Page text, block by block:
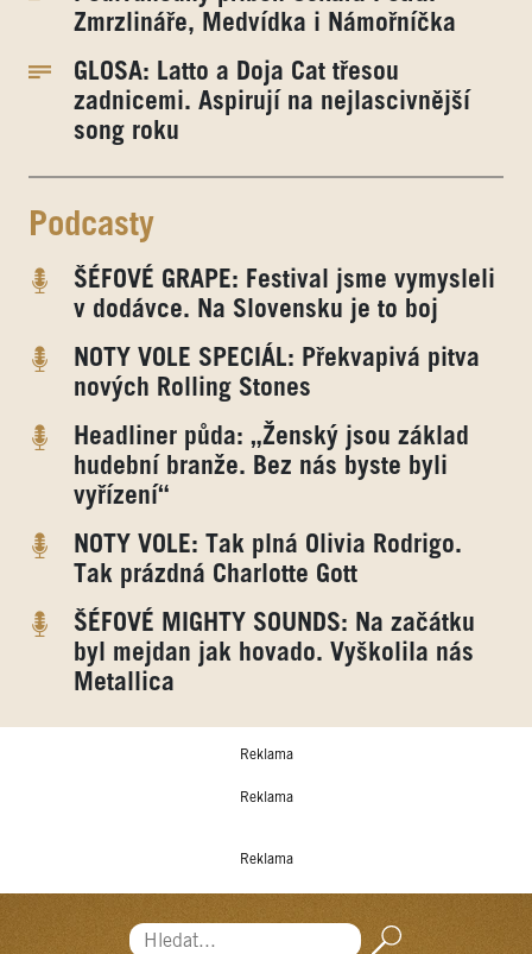
Zmrzlináře, Medvídka i Námořníčka
GLOSA: Latto a Doja Cat třesou
zadnicemi. Aspirují na nejlascivnější
song roku
Podcasty
ŠÉFOVÉ GRAPE: Festival jsme vymysleli
v dodávce. Na Slovensku je to boj
NOTY VOLE SPECIÁL: Překvapivá pitva
nových Rolling Stones
Headliner půda: „Ženský jsou základ
hudební branže. Bez nás byste byli
vyřízení“
NOTY VOLE: Tak plná Olivia Rodrigo.
Tak prázdná Charlotte Gott
ŠÉFOVÉ MIGHTY SOUNDS: Na začátku
byl mejdan jak hovado. Vyškolila nás
Metallica
Reklama
Reklama
Reklama